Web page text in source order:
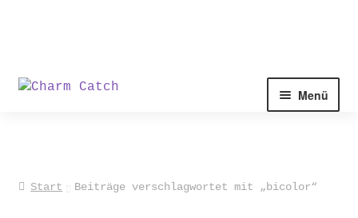
Zur
Zum
Menü
Start Beiträge verschlagwortet mit „bicolor“